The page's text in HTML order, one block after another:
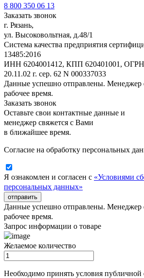
8 800 350 06 13
Заказать звонок
г. Рязань,
ул. Высоковольтная, д.48/1
Система качества предприятия
13485:2016
ИНН 6204001412, КПП 620401001, ОГРН
20.11.02 г. сер. 62 N 000337033
Данные успешно отправлены. Менеджер
рабочее время.
Заказать звонок
Оставьте свои контактные данные и
менеджер свяжется с Вами
в ближайшее время.
Согласие на обработку персональных
Я ознакомлен и согласен с «Условиями
персональных данных»
отправить
Данные успешно отправлены. Менеджер
рабочее время.
Запрос информации о товаре
Желаемое количество
Необходимо принять условия